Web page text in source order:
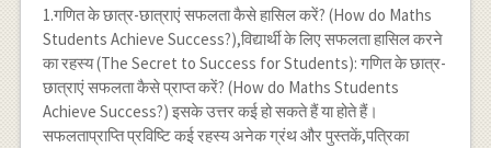
1.गणित के छात्र-छात्राएं सफलता कैसे हासिल करें? (How do Maths
Students Achieve Success?),विद्यार्थी के लिए सफलता हासिल करने
का रहस्य (The Secret to Success for Students): गणित के छात्र-
छात्राएं सफलता कैसे प्राप्त करें? (How do Maths Students
Achieve Success?) इसके उत्तर कई हो सकते हैं या होते हैं।
सफलताप्राप्ति प्रविष्टि कई रहस्य अनेक ग्रंथ और पुस्तकें,पत्रिका